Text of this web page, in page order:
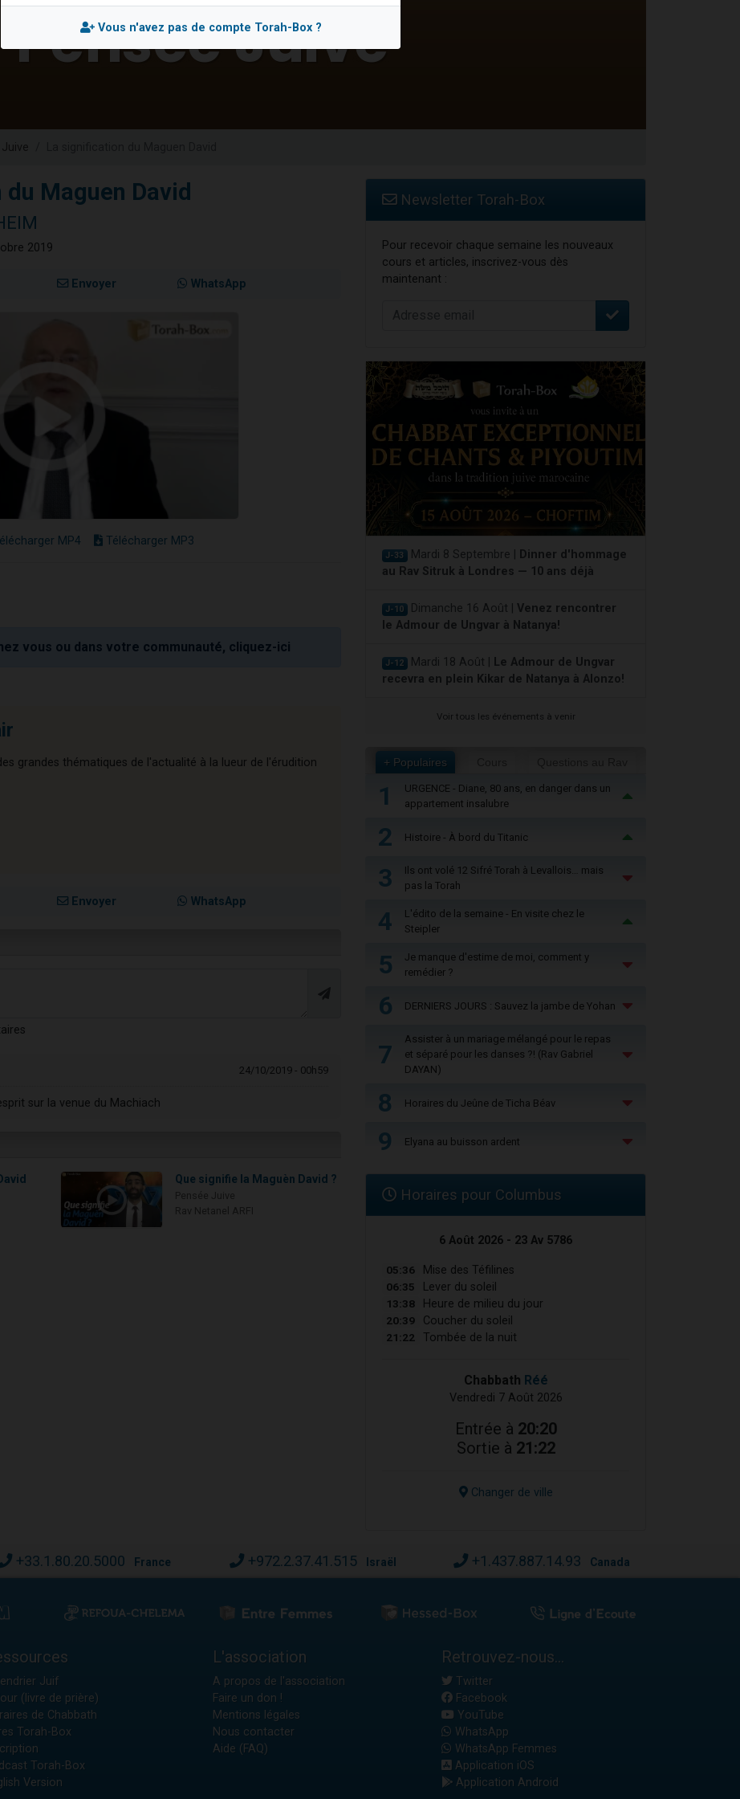
de donner son Maasser
Maguen David
2019
Envoyer WhatsApp
MP4 Télécharger MP3
vous ou dans votre communauté, cliquez-ici
grandes thématiques de l'actualité à la lueur de l'érudition
Envoyer WhatsApp
24/10/2019 - 00h59
sur la venue du Machiach
Que signifie la Maguèn David ?
Newsletter Torah-Box
Pour recevoir chaque semaine les nouveaux
cours et articles, inscrivez-vous dès
maintenant :
J-33 Mardi 8 Septembre |
Dinner d'hommage
au Rav Sitruk à Londres — 10 ans déjà
J-10 Dimanche 16 Août | Venez rencontrer
le Admour de Ungvar à Natanya!
J-12 Mardi 18 Août |
Le Admour de Ungvar
recevra en plein Kikar de Natanya à Alonzo!
Voir tous les événements à venir
+ Populaires
1
URGENCE - Diane, 80 ans, en danger dans un
appartement insalubre
2 Histoire - À bord du Titanic
3
Ils ont volé 12 Sifré Torah à Levallois… mais
pas la Torah
4
L'édito de la semaine - En visite chez le
Steipler
5
Je manque d'estime de moi, comment y
remédier ?
6 DERNIERS JOURS : Sauvez la jambe de Yohan
7
Assister à un mariage mélangé pour le repas
et séparé pour les danses ?! (Rav Gabriel
DAYAN)
8 Horaires du Jeûne de Ticha Béav
9 Elyana au buisson ardent
Horaires pour Columbus
6 Août 2026 - 23 Av 5786
05:36 Mise des Téfilines
06:35 Lever du soleil
13:38 Heure de milieu du jour
20:39 Coucher du soleil
21:22 Tombée de la nuit
Chabbath Réé
Vendredi 7 Août 2026
Entrée à 20:20
Sortie à 21:22
Changer de ville
+33.1.80.20.5000 France +972.2.37.41.515 Israël +1.437.887.14.93 Canada
Juif
(livre de prière)
de Chabbath
Torah-Box
Torah-Box
Version
L'association
A propos de l'association
Faire un don !
Mentions légales
Nous contacter
Aide (FAQ)
Retrouvez-nous...
Twitter
Facebook
YouTube
WhatsApp
WhatsApp Femmes
Application iOS
Application Android
Vous n'avez pas de compte Torah-Box ?